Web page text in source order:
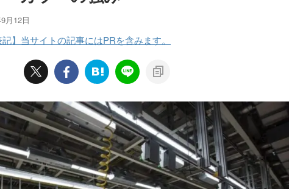
月12日
】当サイトの記事にはPRを含みます。